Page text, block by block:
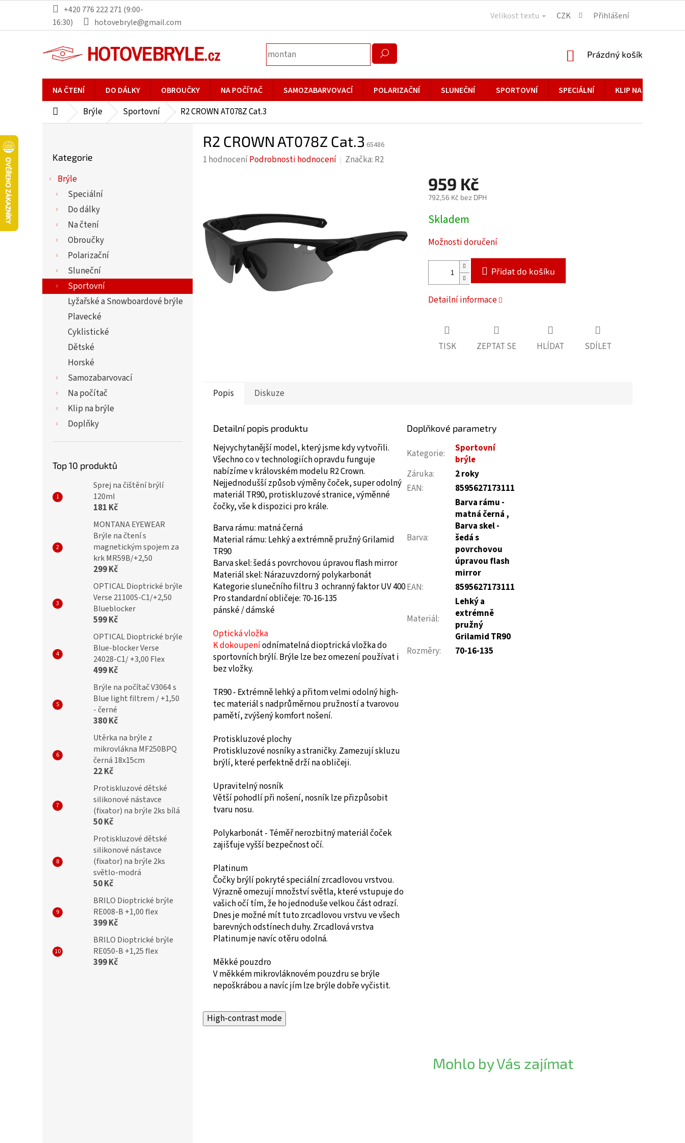
obsah
+420 776 222 271 (9:00-
16:30)
hotovebryle@gmail.com
Velikost textu CZK Přihlášení
NÁKUPNÍ
Prázdný košík
NA ČTENÍ DO DÁLKY OBROUČKY NA POČÍTAČ SAMOZABARVOVACÍ POLARIZAČNÍ SLUNEČNÍ SPORTOVNÍ SPECIÁLNÍ KLIP NA BRÝLE
DomůBrýle Sportovní R2 CROWN AT078Z Cat.3
e
l
kategorie
Kategorie
Brýle
Speciální
Do dálky
Na čtení
Obroučky
Polarizační
Sluneční
Sportovní
Lyžařské a Snowboardové brýle
Plavecké
Cyklistické
Dětské
Horské
Samozabarvovací
Na počítač
Klip na brýle
Doplňky
Top 10 produktů
Sprej na čištění brýlí
120ml
181 Kč
MONTANA EYEWEAR
Brýle na čtení s
magnetickým spojem za
krk MR59B/+2,50
299 Kč
OPTICAL Dioptrické brýle
Verse 21100S-C1/+2,50
Blueblocker
599 Kč
OPTICAL Dioptrické brýle
Blue-blocker Verse
24028-C1/ +3,00 Flex
499 Kč
Brýle na počítač V3064 s
Blue light filtrem / +1,50
- černé
380 Kč
Utěrka na brýle z
mikrovlákna MF250BPQ
černá 18x15cm
22 Kč
Protiskluzové dětské
silikonové nástavce
(fixator) na brýle 2ks bílá
50 Kč
Protiskluzové dětské
silikonové nástavce
(fixator) na brýle 2ks
světlo-modrá
50 Kč
BRILO Dioptrické brýle
RE008-B +1,00 flex
399 Kč
BRILO Dioptrické brýle
RE050-B +1,25 flex
399 Kč
R2 CROWN AT078Z Cat.3 65486
Průměrné
5
hvězdiček.
1 hodnoceníPodrobnosti hodnocení Značka: R2
959 Kč
792,56 Kč bez DPH
Měrná
cena:
Skladem
Možnosti doručení
Přidat do košíku
Detailní informace
TISK ZEPTAT SE HLÍDAT SDÍLET
Popis Diskuze
Detailní popis produktu
Nejvychytanější model, který jsme kdy vytvořili.
Všechno co v technologiích opravdu funguje
nabízíme v královském modelu R2 Crown.
Nejjednodušší způsob výměny čoček, super odolný
materiál TR90, protiskluzové stranice, výměnné
čočky, vše k dispozici pro krále.
Barva rámu: matná černá
Material rámu: Lehký a extrémně pružný Grilamid
TR90
Barva skel:šedá s povrchovou úpravou flash mirror
Materiál skel: Nárazuvzdorný polykarbonát
Kategorie slunečního filtru 3 ochranný faktor UV 400
Prostandardní obličeje: 70-16-135
pánské /dámské
Optická vložka
K dokoupeníodnímatelná dioptrická vložka do
sportovních brýlí. Brýle lze bez omezení používat i
bez vložky.
TR90 - Extrémně lehký a přitom velmi odolný high-
tec materiál s nadprůměrnou pružností a tvarovou
pamětí, zvýšený komfort nošení.
Protiskluzové plochy
Protiskluzové nosníky a straničky. Zamezují skluzu
brýlí, které perfektně drží na obličeji.
Upravitelný nosník
Větší pohodlí při nošení, nosník lze přizpůsobit
tvaru nosu.
Polykarbonát - Téměř nerozbitný materiál čoček
zajišťuje vyšší bezpečnost očí.
Platinum
Čočky brýlí pokryté speciální zrcadlovou vrstvou.
Výrazně omezují množství světla, které vstupuje do
vašich očí tím, že ho jednoduše velkou část odrazí.
Dnes je možné mít tuto zrcadlovou vrstvu ve všech
barevných odstínech duhy. Zrcadlová vrstva
Platinum je navíc otěru odolná.
Měkké pouzdro
V měkkém mikrovláknovém pouzdru se brýle
nepoškrábou a navíc jím lze brýle dobře vyčistit.
Doplňkové parametry
Kategorie:
Sportovní
brýle
Záruka:
2 roky
EAN: 8595627173111
Barva:
Barva rámu -
matná černá ,
Barva skel -
šedá s
povrchovou
úpravou flash
mirror
EAN: 8595627173111
Materiál:
Lehký a
extrémně
pružný
Grilamid TR90
Rozměry: 70-16-135
High-contrast mode
Mohlo by Vás zajímat